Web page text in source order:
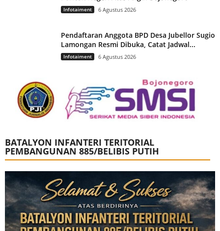
Infotaiment 6 Agustus 2026
Pendaftaran Anggota BPD Desa Jubellor Sugio
Lamongan Resmi Dibuka, Catat Jadwal...
Infotaiment 6 Agustus 2026
BATALYON INFANTERI TERITORIAL
PEMBANGUNAN 885/BELIBIS PUTIH